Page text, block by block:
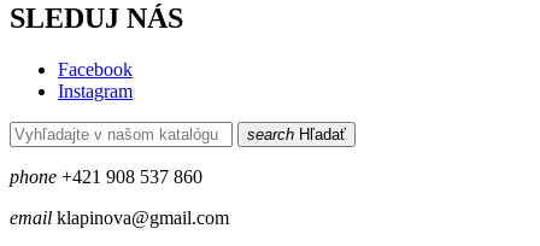
SLEDUJ NÁS
Facebook
Instagram
search Hľadať
phone +421 908 537 860
email klapinova@gmail.com